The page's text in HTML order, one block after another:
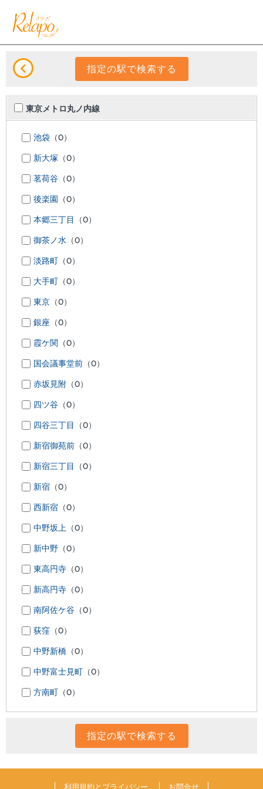
東京メトロ丸ノ内線
池袋 （0）
新大塚 （0）
茗荷谷 （0）
後楽園 （0）
本郷三丁目
（0）
御茶ノ水 （0）
淡路町 （0）
大手町 （0）
東京 （0）
銀座 （0）
霞ケ関 （0）
国会議事堂前 （0）
赤坂見附 （0）
四ツ谷 （0）
四谷三丁目
（0）
新宿御苑前 （0）
新宿三丁目
（0）
新宿 （0）
西新宿 （0）
中野坂上 （0）
新中野 （0）
東高円寺 （0）
新高円寺 （0）
南阿佐ケ谷 （0）
荻窪 （0）
中野新橋 （0）
中野富士見町 （0）
方南町 （0）
利用規約とプライバシー お問合せ